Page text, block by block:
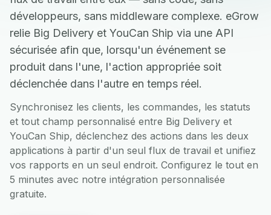
développeurs, sans middleware complexe. eGrow
relie Big Delivery et YouCan Ship via une API
sécurisée afin que, lorsqu'un événement se
produit dans l'une, l'action appropriée soit
déclenchée dans l'autre en temps réel.
Synchronisez les clients, les commandes, les statuts
et tout champ personnalisé entre Big Delivery et
YouCan Ship, déclenchez des actions dans les deux
applications à partir d'un seul flux de travail et unifiez
vos rapports en un seul endroit. Configurez le tout en
5 minutes avec notre intégration personnalisée
gratuite.